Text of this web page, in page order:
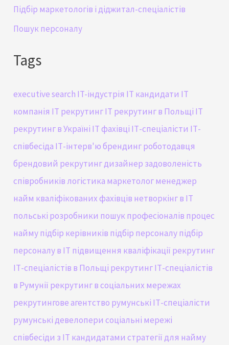
Підбір маркетологів і діджитал-спеціалістів
Пошук персоналу
Tags
executive search IT-індустрія IT кандидати IT
компанія IT рекрутингIT рекрутинг в Польщі IT
рекрутинг в Україні IT фахівці ІТ-спеціалісти ІТ-
співбесіда ІТ-інтерв'юбрендинг роботодавця
брендовий рекрутингдизайнер задоволеність
співробниківлогістика маркетологменеджер
найм кваліфікованих фахівців нетворкінг в IT
польські розробники пошук професіоналів процес
наймупідбір керівників підбір персоналупідбір
персоналу в ІТ підвищення кваліфікації рекрутинг
ІТ-спеціалістів в Польщі рекрутинг ІТ-спеціалістів
в Румунії рекрутинг в соціальних мережах
рекрутингове агентство румунські ІТ-спеціалісти
румунські девелопери соціальні мережі
співбесіди з IT кандидатами стратегії для найму